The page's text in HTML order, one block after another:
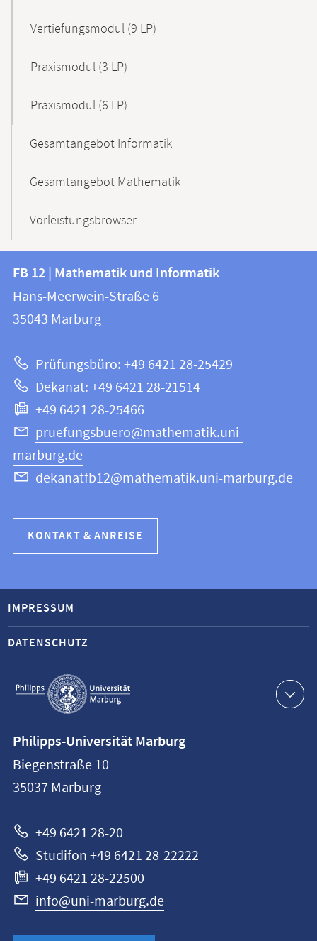
Vertiefungsmodul (9 LP)
Praxismodul (3 LP)
Praxismodul (6 LP)
Gesamtangebot Informatik
Gesamtangebot Mathematik
Vorleistungsbrowser
Kontakt
und
Informationen
Website
FB
12
|
und
Informatik
FB 12 | Mathematik und Informatik
Hans-Meerwein-Straße 6
35043 Marburg
Prüfungsbüro: +49 6421 28-25429
Dekanat: +49 6421 28-21514
+49 6421 28-25466
pruefungsbuero@mathematik.uni-
marburg.de
dekanatfb12@mathematik.uni-marburg.de
KONTAKT & ANREISE
Service-
Navigation
IMPRESSUM
DATENSCHUTZ
Philipps-
Universität
Marburg
Philipps-Universität Marburg
Biegenstraße 10
35037 Marburg
+49 6421 28-20
Studifon +49 6421 28-22222
+49 6421 28-22500
info@uni-marburg.de